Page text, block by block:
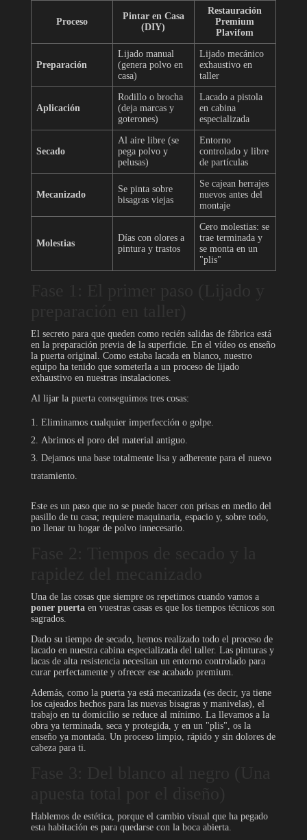
Proceso
Pintar en Casa
(DIY)
Restauración
Premium
Plavifom
Preparación
Lijado manual
(genera polvo en
casa)
Lijado mecánico
exhaustivo en
taller
Aplicación
Rodillo o brocha
(deja marcas y
goterones)
Lacado a pistola
en cabina
especializada
Secado
Al aire libre (se
pega polvo y
pelusas)
Entorno
controlado y libre
de partículas
Mecanizado
Se pinta sobre
bisagras viejas
Se cajean herrajes
nuevos antes del
montaje
Molestias
Días con olores a
pintura y trastos
Cero molestias: se
trae terminada y
se monta en un
"plis"
El secreto para que queden como recién salidas de fábrica está
en la preparación previa de la superficie. En el vídeo os enseño
la puerta original. Como estaba lacada en blanco, nuestro
equipo ha tenido que someterla a un proceso de lijado
exhaustivo en nuestras instalaciones.
Al lijar la puerta conseguimos tres cosas:
Eliminamos cualquier imperfección o golpe.
Abrimos el poro del material antiguo.
Dejamos una base totalmente lisa y adherente para el nuevo
tratamiento.
Este es un paso que no se puede hacer con prisas en medio del
pasillo de tu casa; requiere maquinaria, espacio y, sobre todo,
no llenar tu hogar de polvo innecesario.
Una de las cosas que siempre os repetimos cuando vamos a
poner puertaen vuestras casas es que los tiempos técnicos son
sagrados.
Dado su tiempo de secado, hemos realizado todo el proceso de
lacado en nuestra cabina especializada del taller. Las pinturas y
lacas de alta resistencia necesitan un entorno controlado para
curar perfectamente y ofrecer ese acabado premium.
Además, como la puerta ya está mecanizada (es decir, ya tiene
los cajeados hechos para las nuevas bisagras y manivelas), el
trabajo en tu domicilio se reduce al mínimo. La llevamos a la
obra ya terminada, seca y protegida, y en un "plis", os la
enseño ya montada. Un proceso limpio, rápido y sin dolores de
cabeza para ti.
Hablemos de estética, porque el cambio visual que ha pegado
esta habitación es para quedarse con la boca abierta.